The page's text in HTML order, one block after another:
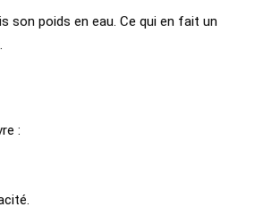
son poids en eau. Ce qui en fait un
: